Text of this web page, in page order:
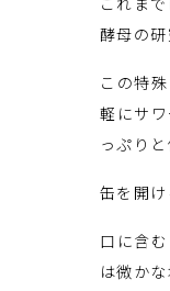
酵母の
この特
軽にサ
っぷりと
缶を開
口に含
は微か